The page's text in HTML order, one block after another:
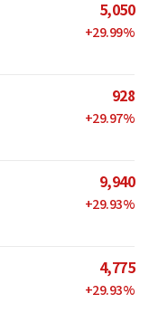
5,050
+29.99%
928
+29.97%
9,940
+29.93%
4,775
+29.93%